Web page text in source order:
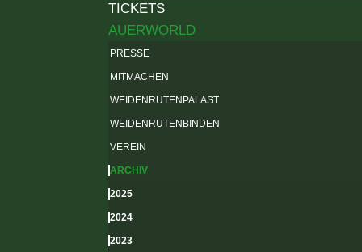
TICKETS
AUERWORLD
PRESSE
MITMACHEN
WEIDENRUTENPALAST
WEIDENRUTENBINDEN
VEREIN
ARCHIV
2025
2024
2023